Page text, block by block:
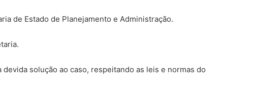
de Estado de Planejamento e Administração.
solução ao caso, respeitando as leis e normas do